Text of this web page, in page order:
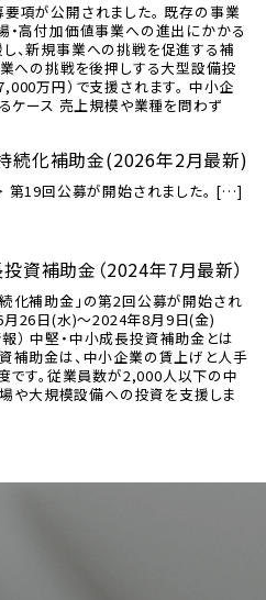
項が公開されました。 既存の事業
・高付加価値事業への進出にかかる
、新規事業への挑戦を促進する補
への挑戦を後押しする大型設備投
万円）で支援されます。 中小企
ケース 売上規模や業種を問わず
続化補助金(2026年2月最新)
第19回公募が開始されました。 […]
資補助金（2024年7月最新）
化補助金」の第2回公募が開始され
月26日(水)～2024年8月9日(金)
） 中堅・中小成長投資補助金とは
補助金は、中小企業の賃上げと人手
です。従業員数が2,000人以下の中
や大規模設備への投資を支援しま